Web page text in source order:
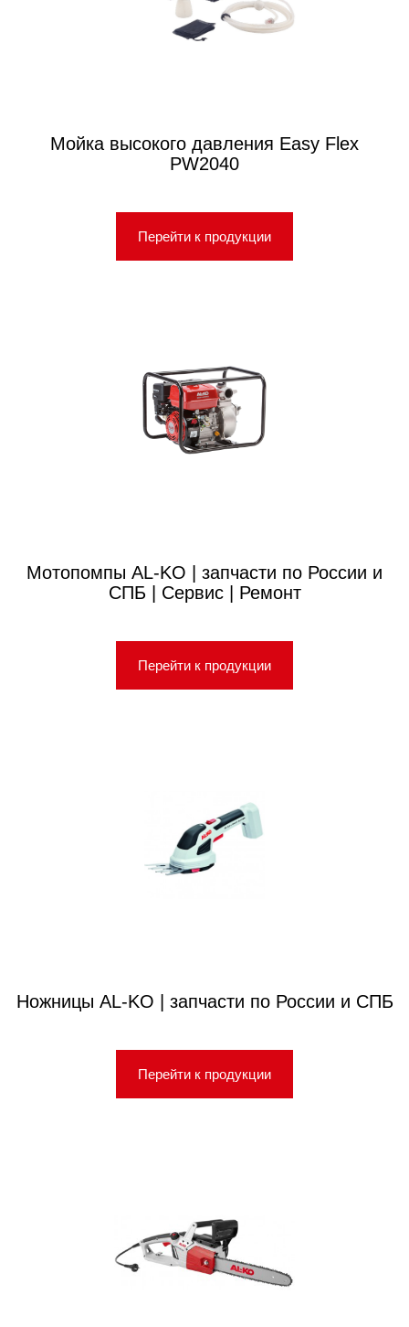
Мойка высокого давления Easy Flex
PW2040
Перейти к продукции
Мотопомпы AL-KO | запчасти по России и
СПБ | Сервис | Ремонт
Перейти к продукции
Ножницы AL-KO | запчасти по России и СПБ
Перейти к продукции